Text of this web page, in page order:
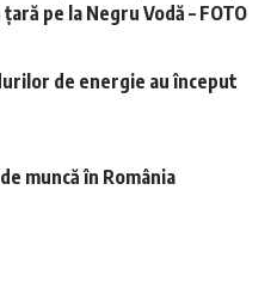
pe la Negru Vodă – FOTO
de energie au început
muncă în România